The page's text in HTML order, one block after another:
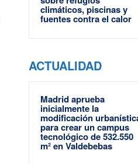
climáticos, piscinas y
fuentes contra el calor
ACTUALIDAD
Madrid aprueba
inicialmente la
modificación
para crear un campus
tecnológico de 532.550
m² en Valdebebas